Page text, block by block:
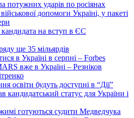
потужних ударів по росіянах
допомоги Україні, у пакеті
кандидата на вступ в ЄС
ще 35 мільярдів
в Україні в серпні – Forbes
вже в Україні – Резніков
освіти будуть доступні в “Дії”
кандидатський статус для України і
готуються судити Медведчука